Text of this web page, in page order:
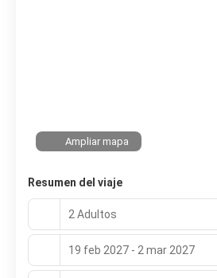
Ampliar mapa
Resumen del viaje
2 Adultos
19 feb 2027 - 2 mar 2027